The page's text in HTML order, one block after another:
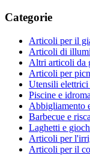
Categorie
Articoli per il
Articoli di
Altri articoli da
Articoli per
Utensili
Piscine e
Abbigliamento
Barbecue e
Laghetti e
Articoli per
Articoli per il